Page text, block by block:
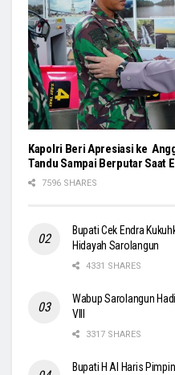
Kapolri Beri Apresiasi ke
Tandu Sampai Berputar Saat
7596 SHARES
Bupati Cek Endra
Hidayah Sarolangun
4331 SHARES
Wabup Sarolangun
VIII
3317 SHARES
Bupati H Al Haris